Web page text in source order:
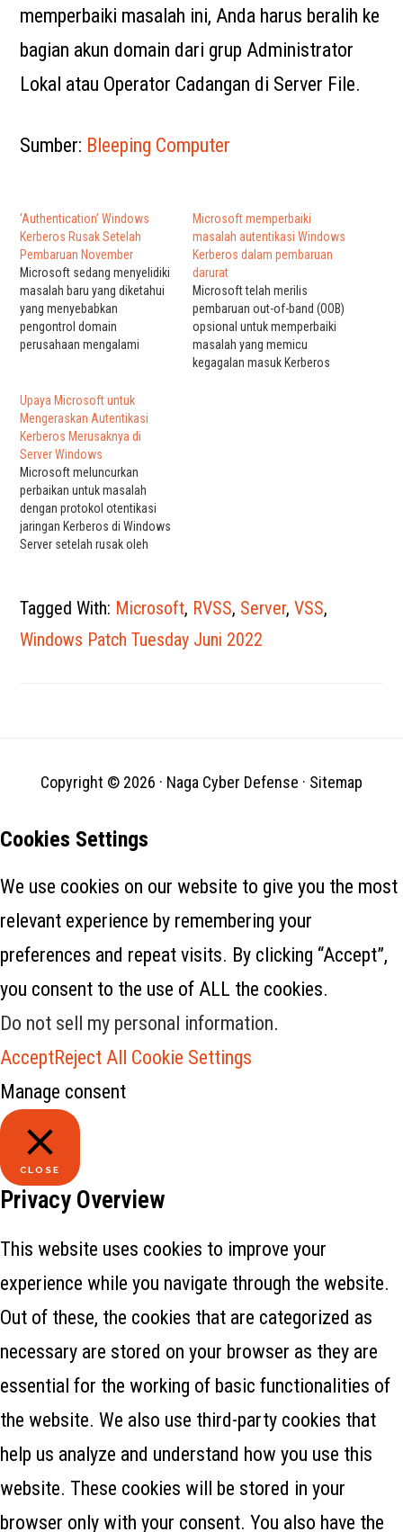
memperbaiki masalah ini, Anda harus beralih ke
bagian akun domain dari grup Administrator
Lokal atau Operator Cadangan di Server File.
Sumber: Bleeping Computer
‘Authentication’ Windows
Kerberos Rusak Setelah
Pembaruan November
Microsoft sedang menyelidiki
masalah baru yang diketahui
yang menyebabkan
pengontrol domain
perusahaan mengalami
lainnya setelah menginstal
pembaruan kumulatif yang
dirilis selama Patch Selasa
bulan ini. Kerberos telah
menggantikan protokol NTLM
sebagai protokol autentikasi
default untuk perangkat yang
terhubung dengan domain
pada semua versi Windows…
Microsoft memperbaiki
masalah autentikasi Windows
Kerberos dalam pembaruan
darurat
Microsoft telah merilis
pembaruan out-of-band (OOB)
opsional untuk memperbaiki
masalah yang memicu
kegagalan masuk Kerberos
Upaya Microsoft untuk
Mengeraskan Autentikasi
Kerberos Merusaknya di
Server Windows
Microsoft meluncurkan
perbaikan untuk masalah
dengan protokol otentikasi
jaringan Kerberos di Windows
Server setelah rusak oleh
Selasa. Seperti yang kami
laporkan minggu lalu,
pembarauan yang dirilis 8
Tagged With: Microsoft, RVSS, Server,VSS,
Windows Patch Tuesday Juni 2022
Copyright © 2026 · Naga Cyber Defense · Sitemap
Cookies Settings
We use cookies on our website to give you the most
relevant experience by remembering your
preferences and repeat visits. By clicking “Accept”,
you consent to the use of ALL the cookies.
Do not sell my personal information.
AcceptReject All Cookie Settings
Manage consent
CLOSE
Privacy Overview
This website uses cookies to improve your
experience while you navigate through the website.
Out of these, the cookies that are categorized as
necessary are stored on your browser as they are
essential for the working of basic functionalities of
the website. We also use third-party cookies that
help us analyze and understand how you use this
website. These cookies will be stored in your
browser only with your consent. You also have the